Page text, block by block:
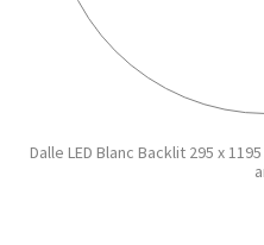
Dalle LED Blanc Backlit 295 x